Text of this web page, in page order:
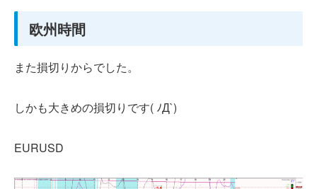
欧州時間
また損切りからでした。
しかも大きめの損切りです( ﾉД`)
EURUSD